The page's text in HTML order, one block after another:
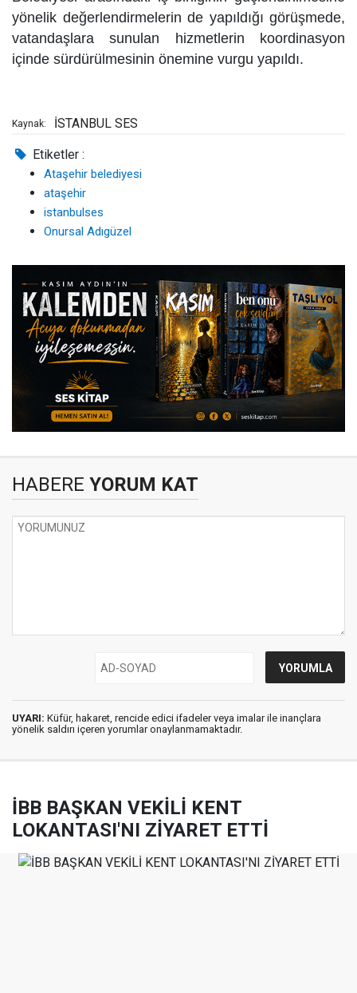
yönelik değerlendirmelerin de yapıldığı görüşmede,
vatandaşlara sunulan hizmetlerin koordinasyon
içinde sürdürülmesinin önemine vurgu yapıldı.
Kaynak: İSTANBUL SES
Etiketler :
Ataşehir belediyesi
ataşehir
istanbulses
Onursal Adıgüzel
HABERE YORUM KAT
UYARI: Küfür, hakaret, rencide edici ifadeler veya imalar ile inançlara
yönelik saldırı içeren yorumlar onaylanmamaktadır.
İBB BAŞKAN VEKİLİ KENT
LOKANTASI'NI ZİYARET ETTİ